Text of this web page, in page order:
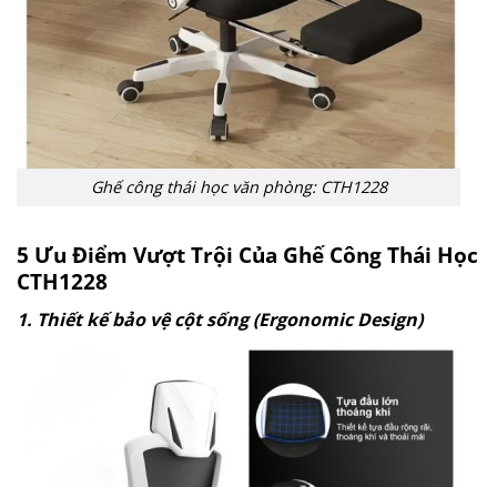
Ghế công thái học văn phòng: CTH1228
5 Ưu Điểm Vượt Trội Của Ghế Công Thái Học
CTH1228
1. Thiết kế bảo vệ cột sống (Ergonomic Design)